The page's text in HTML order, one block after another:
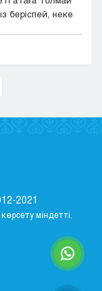
беріспей, неке
2021
міндетті.